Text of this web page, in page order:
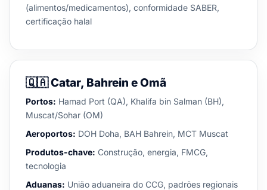
(alimentos/medicamentos), conformidade SABER,
certificação halal
🇶🇦Catar, Bahrein e Omã
Portos: Hamad Port (QA), Khalifa bin Salman (BH),
Muscat/Sohar (OM)
Aeroportos: DOH Doha, BAH Bahrein, MCT Muscat
Produtos-chave: Construção, energia, FMCG,
tecnologia
Aduanas: União aduaneira do CCG, padrões regionais